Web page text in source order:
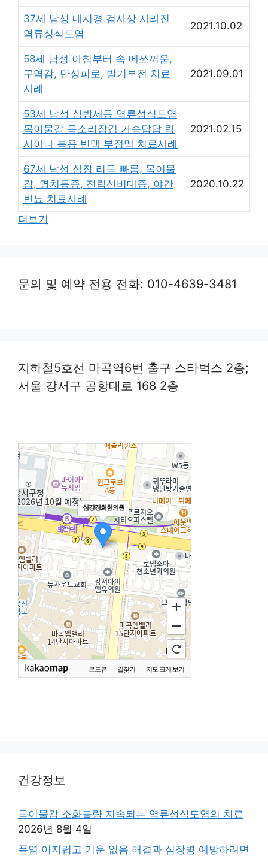
37세 남성 내시경 검사상 사라진
역류성식도염
2021.10.02
58세 남성 아침부터 속 메쓰꺼움,
구역감, 만성피로, 발기부전 치료
사례
2021.09.01
53세 남성 심방세동 역류성식도염
목이물감 목소리잠김 가슴답답 릭
시아나 복용 빈맥 부정맥 치료사례
2021.02.15
67세 남성 심장 리듬 빠름, 목이물
감, 명치통증, 전립선비대증, 야간
빈뇨 치료사례
2020.10.22
더보기
문의 및 예약 전용 전화: 010-4639-3481
지하철5호선 마곡역6번 출구 스타벅스 2층;
서울 강서구 공항대로 168 2층
심강경희한의원
로드뷰 길찾기 지도 크게 보기
건강정보
목이물감 소화불량 지속되는 역류성식도염의 치료
2026년 8월 4일
폭염 어지럽고 기운 없음 해결과 심장병 예방하려면